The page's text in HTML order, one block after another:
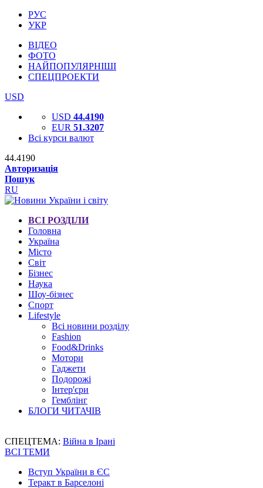
РУС
УКР
ВІДЕО
ФОТО
НАЙПОПУЛЯРНІШІ
СПЕЦПРОЕКТИ
USD
USD 44.4190
EUR 51.3207
Всі курси валют
44.4190
Авторизація
Пошук
RU
ВСІ РОЗДІЛИ
Головна
Україна
Місто
Світ
Бізнес
Наука
Шоу-бізнес
Спорт
Lifestyle
Всі новини розділу
Fashion
Food&Drinks
Мотори
Гаджети
Подорожі
Інтер'єри
Гемблінг
БЛОГИ ЧИТАЧІВ
СПЕЦТЕМА: Війна в Ірані
ВСІ ТЕМИ
Вступ України в ЄС
Теракт в Барселоні